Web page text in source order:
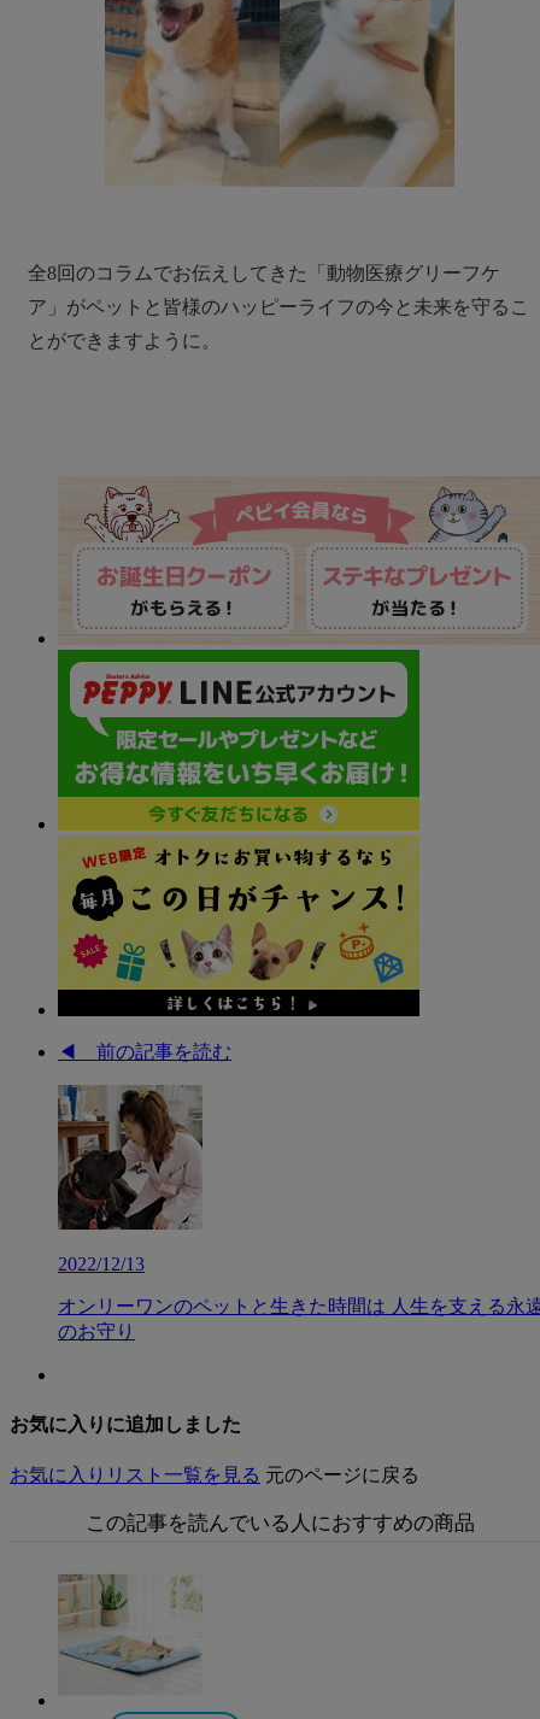
全8回のコラムでお伝えしてきた「動物医療グリーフケ
ア」がペットと皆様のハッピーライフの今と未来を守るこ
とができますように。
◀︎ 前の記事を読む
2022/12/13
オンリーワンのペットと生きた時間は 人生を支える永
のお守り
お気に入りに追加しました
お気に入りリスト一覧を見る 元のページに戻る
この記事を読んでいる人におすすめの商品